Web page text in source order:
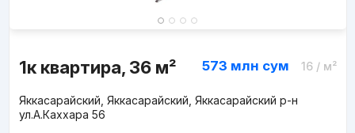
1к квартира, 36 м² 573 млн сум 16/ м²
Яккасарайский, Яккасарайский, Яккасарайский р-н
ул.А.Каххара 56